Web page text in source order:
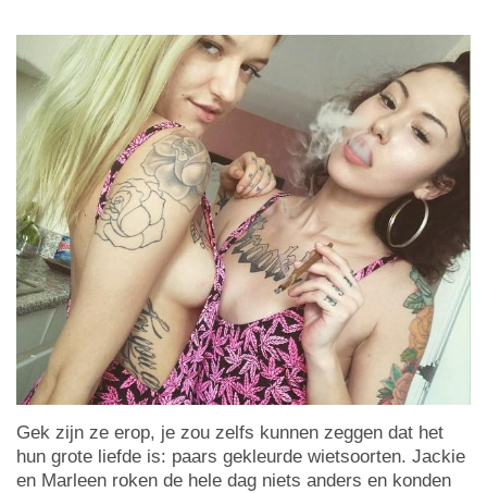
Gek zijn ze erop, je zou zelfs kunnen zeggen dat het
hun grote liefde is: paars gekleurde wietsoorten. Jackie
en Marleen roken de hele dag niets anders en konden